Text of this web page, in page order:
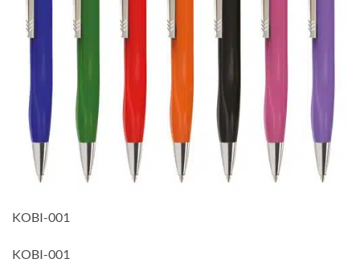
KOBI-001
KOBI-001